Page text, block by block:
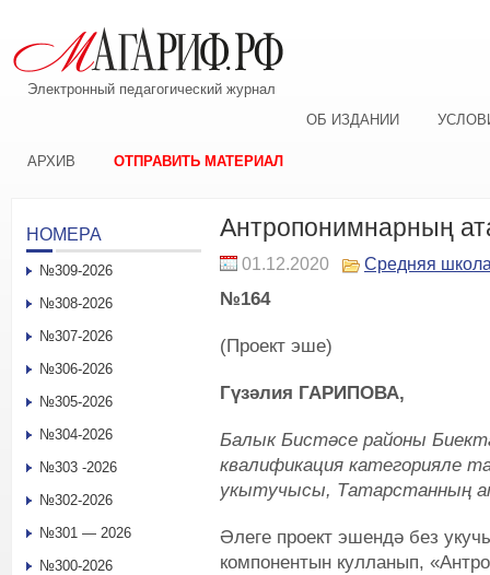
Электронный педагогический журнал
ОБ ИЗДАНИИ
АРХИВ ОТПРАВИТЬ МАТЕРИАЛ
Антропонимнарның
01.12.2020 Средняя
№164
(Проект эше)
Гүзәлия ГАРИПОВА,
Балык Бистәсе районы
квалификация категорияле
укытучысы, Татарстанның
Әлеге проект эшендә без
компонентын кулланып,
НОМЕРА
№309-2026
№308-2026
№307-2026
№306-2026
№305-2026
№304-2026
№303 -2026
№302-2026
№301 — 2026
№300-2026